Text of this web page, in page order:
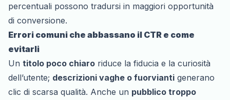
percentuali possono tradursi in maggiori opportunità
di conversione.
Errori comuni che abbassano il CTR e come
evitarli
Un titolo poco chiaro riduce la fiducia e la curiosità
dell’utente; descrizioni vaghe o fuorvianti generano
clic di scarsa qualità. Anche un pubblico troppo